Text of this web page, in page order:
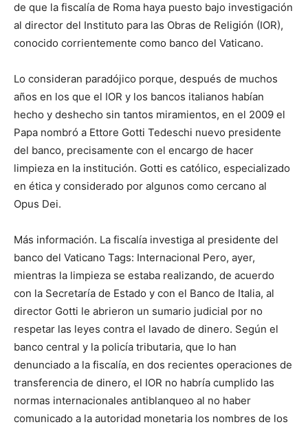
de que la fiscalía de Roma haya puesto bajo investigación
al director del Instituto para las Obras de Religión (IOR),
conocido corrientemente como banco del Vaticano.
Lo consideran paradójico porque, después de muchos
años en los que el IOR y los bancos italianos habían
hecho y deshecho sin tantos miramientos, en el 2009 el
Papa nombró a Ettore Gotti Tedeschi nuevo presidente
del banco, precisamente con el encargo de hacer
limpieza en la institución. Gotti es católico, especializado
en ética y considerado por algunos como cercano al
Opus Dei.
Más información. La fiscalía investiga al presidente del
banco del Vaticano Tags: Internacional Pero, ayer,
mientras la limpieza se estaba realizando, de acuerdo
con la Secretaría de Estado y con el Banco de Italia, al
director Gotti le abrieron un sumario judicial por no
respetar las leyes contra el lavado de dinero. Según el
banco central y la policía tributaria, que lo han
denunciado a la fiscalía, en dos recientes operaciones de
transferencia de dinero, el IOR no habría cumplido las
normas internacionales antiblanqueo al no haber
comunicado a la autoridad monetaria los nombres de los